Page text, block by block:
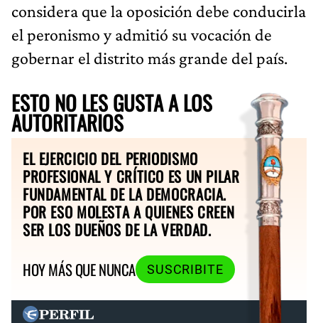
considera que la oposición debe conducirla
el peronismo y admitió su vocación de
gobernar el distrito más grande del país.
ESTO NO LES GUSTA A LOS
AUTORITARIOS
EL EJERCICIO DEL PERIODISMO
PROFESIONAL Y CRÍTICO ES UN PILAR
FUNDAMENTAL DE LA DEMOCRACIA.
POR ESO MOLESTA A QUIENES CREEN
SER LOS DUEÑOS DE LA VERDAD.
HOY MÁS QUE NUNCA
SUSCRIBITE